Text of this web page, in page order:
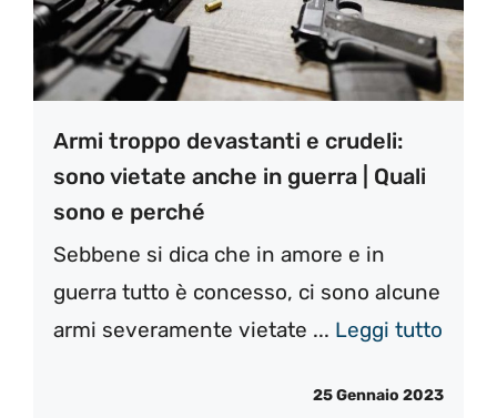
Armi troppo devastanti e crudeli:
sono vietate anche in guerra | Quali
sono e perché
Sebbene si dica che in amore e in
guerra tutto è concesso, ci sono alcune
armi severamente vietate ... Leggi tutto
25 Gennaio 2023